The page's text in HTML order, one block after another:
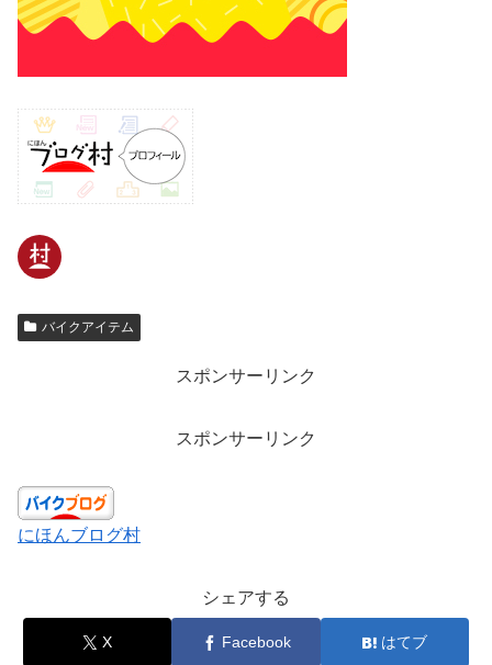
バイクアイテム
スポンサーリンク
スポンサーリンク
にほんブログ村
シェアする
X Facebook はてブ